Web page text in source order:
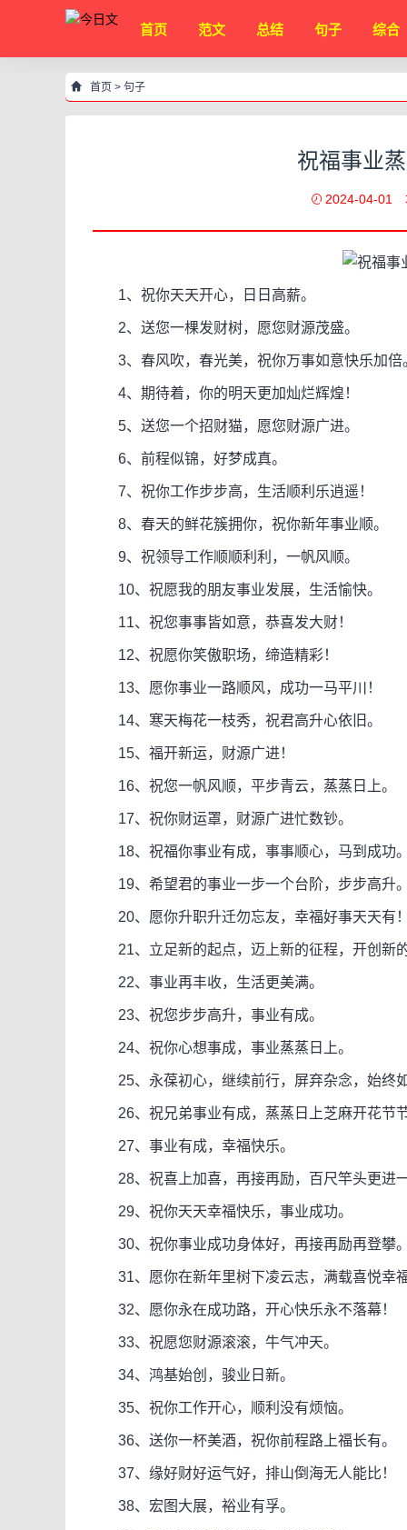
首页 范文 总结 句子 综合
首页 > 句子
祝福事业
2024-04-01
1、祝你天天开心，日日高薪。
2、送您一棵发财树，愿您财源茂盛。
3、春风吹，春光美，祝你万事如意快乐加倍
4、期待着，你的明天更加灿烂辉煌！
5、送您一个招财猫，愿您财源广进。
6、前程似锦，好梦成真。
7、祝你工作步步高，生活顺利乐逍遥！
8、春天的鲜花簇拥你，祝你新年事业顺。
9、祝领导工作顺顺利利，一帆风顺。
10、祝愿我的朋友事业发展，生活愉快。
11、祝您事事皆如意，恭喜发大财！
12、祝愿你笑傲职场，缔造精彩！
13、愿你事业一路顺风，成功一马平川！
14、寒天梅花一枝秀，祝君高升心依旧。
15、福开新运，财源广进！
16、祝您一帆风顺，平步青云，蒸蒸日上。
17、祝你财运罩，财源广进忙数钞。
18、祝福你事业有成，事事顺心，马到成功。
19、希望君的事业一步一个台阶，步步高升。
20、愿你升职升迁勿忘友，幸福好事天天有！
21、立足新的起点，迈上新的征程，开创新的
22、事业再丰收，生活更美满。
23、祝您步步高升，事业有成。
24、祝你心想事成，事业蒸蒸日上。
25、永葆初心，继续前行，屏弃杂念，始终如
26、祝兄弟事业有成，蒸蒸日上芝麻开花节节
27、事业有成，幸福快乐。
28、祝喜上加喜，再接再励，百尺竿头更进一
29、祝你天天幸福快乐，事业成功。
30、祝你事业成功身体好，再接再励再登攀。
31、愿你在新年里树下凌云志，满载喜悦幸福
32、愿你永在成功路，开心快乐永不落幕！
33、祝愿您财源滚滚，牛气冲天。
34、鸿基始创，骏业日新。
35、祝你工作开心，顺利没有烦恼。
36、送你一杯美酒，祝你前程路上福长有。
37、缘好财好运气好，排山倒海无人能比！
38、宏图大展，裕业有孚。